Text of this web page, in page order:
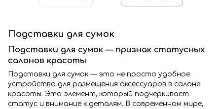
Подставки для сумок
Подставки для сумок — признак статусных
салонов красоты
Подставки для сумок — это не просто удобное
устройство для размещения аксессуаров в салоне
красоты. Это элемент, который подчеркивает
статус и внимание к деталям. В современном мире,